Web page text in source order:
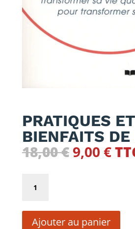
PRATIQUES ET
BIENFAITS
18,00€ Le
18,00 €.
9,00 €Le
PRATIQUES
Ajouter au panier